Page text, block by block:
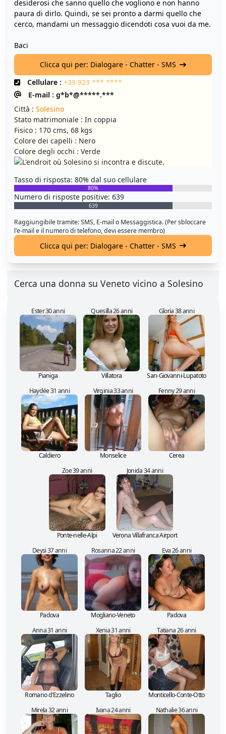
desiderosi che sanno quello che vogliono e non hanno
paura di dirlo. Quindi, se sei pronto a darmi quello che
cerco, mandami un messaggio dicendoti cosa vuoi da me.
Baci
Clicca qui per: Dialogare - Chatter - SMS
Cellulare : +39 923 *** ****
E-mail : g*b*@*****.***
Città : Solesino
Stato matrimoniale : In coppia
Fisico : 170 cms, 68 kgs
Colore dei capelli : Nero
Colore degli occhi : Verde
Tasso di risposta: 80% dal suo cellulare
80%
Numero di risposte positive: 639
639
Raggiungibile tramite: SMS, E-mail o Messaggistica. (Per sbloccare
l'e-mail e il numero di telefono, devi essere membro)
Clicca qui per: Dialogare - Chatter - SMS
Cerca una donna su Veneto vicino a Solesino
Ester 30 anni
Pianiga
Quesilla 26 anni
Villatora
Gloria 38 anni
San-Giovanni-Lupatoto
Haydée 31 anni
Caldiero
Virginia 33 anni
Monselice
Fenny 29 anni
Cerea
Zoe 39 anni
Ponte-nelle-Alpi
Jonida 34 anni
Verona Villafranca Airport
Deysi 37 anni
Padova
Rosanna 22 anni
Mogliano-Veneto
Eva 26 anni
Padova
Anna 31 anni
Romano d'Ezzelino
Xenia 31 anni
Taglio
Tatiana 26 anni
Monticello-Conte-Otto
Mirela 32 anni
Ivana 24 anni Nathalie 36 anni